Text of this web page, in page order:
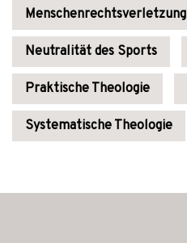
Menschenrechtsverletzung
Neutralität des Sports
Praktische Theologie
Systematische Theologie